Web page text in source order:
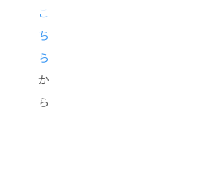
こ
ち
ら
か
ら